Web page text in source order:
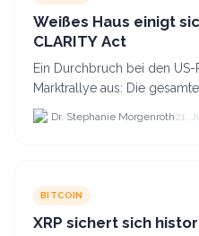
Weißes Haus einigt
CLARITY Act
Ein Durchbruch bei den
Marktrallye aus: Die
am 21.
Dr. Stephanie Morgenroth21.
BITCOIN
XRP sichert sich